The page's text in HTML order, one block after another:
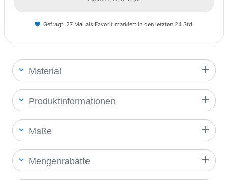
Gefragt. 27 Mal als Favorit markiert in den letzten 24 Std.
Material
Produktinformationen
Maße
Mengenrabatte